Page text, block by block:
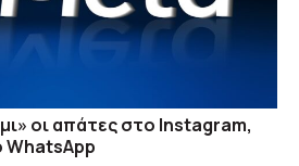
οι απάτες στο Instagram,
WhatsApp